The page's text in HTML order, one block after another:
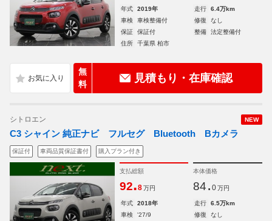
年式 2019年 走行
6.4万km
車検
車検整備付 修復
なし
保証
保証付 整備
法定整備付
住所
千葉県 柏市
無
料
見積もり・在庫確認
NEW
シトロエン
C3 シャイン 純正ナビ フルセグ Bluetooth Bカメラ
保証付 車両品質保証書付 購入プラン付き
支払総額
92.8 万円
本体価格
84. 0 万円
年式 2018年 走行
6.5万km
車検
'27/9 修復
なし